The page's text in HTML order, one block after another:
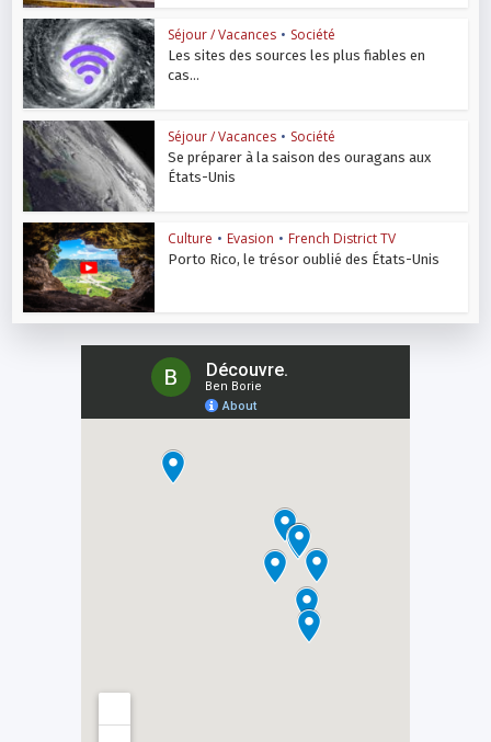
Séjour / Vacances • Société
Les sites des sources les plus fiables en
cas...
Séjour / Vacances • Société
Se préparer à la saison des ouragans aux
États-Unis
Culture • Evasion • French District TV
Porto Rico, le trésor oublié des États-Unis